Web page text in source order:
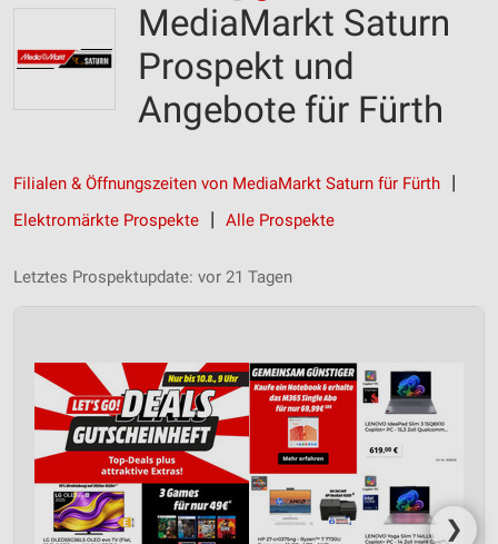
MediaMarkt Saturn
Prospekt und
Angebote für Fürth
Filialen & Öffnungszeiten von MediaMarkt Saturn für Fürth
Elektromärkte Prospekte
Alle Prospekte
Letztes Prospektupdate: vor 21 Tagen
❯